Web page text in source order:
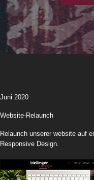
Juni 2020
Website-Relaunch
Relaunch unserer website auf
Responsive Design.